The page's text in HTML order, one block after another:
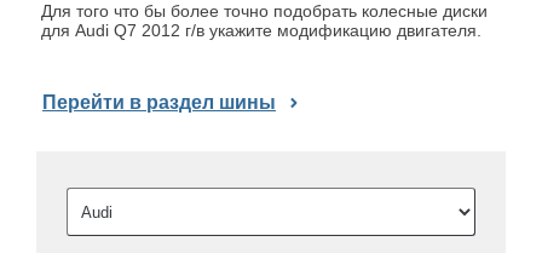
Для того что бы более точно подобрать колесные диски
для Audi Q7 2012 г/в укажите модификацию двигателя.
Перейти в раздел шины